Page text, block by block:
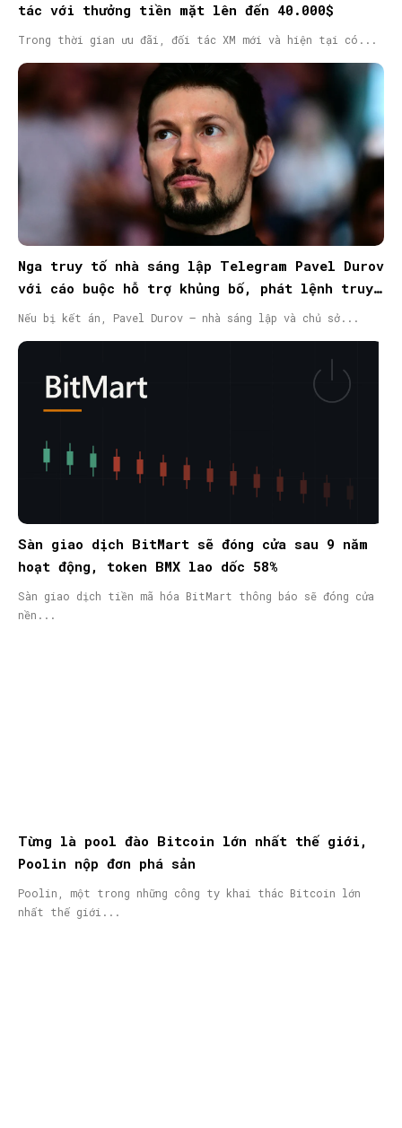
tác với thưởng tiền mặt lên đến 40.000$
Trong thời gian ưu đãi, đối tác XM mới và hiện tại có...
Nga truy tố nhà sáng lập Telegram Pavel Durov
với cáo buộc hỗ trợ khủng bố, phát lệnh truy
nã quốc tế
Nếu bị kết án, Pavel Durov – nhà sáng lập và chủ sở...
Sàn giao dịch BitMart sẽ đóng cửa sau 9 năm
hoạt động, token BMX lao dốc 58%
Sàn giao dịch tiền mã hóa BitMart thông báo sẽ đóng cửa
nền...
Từng là pool đào Bitcoin lớn nhất thế giới,
Poolin nộp đơn phá sản
Poolin, một trong những công ty khai thác Bitcoin lớn
nhất thế giới...